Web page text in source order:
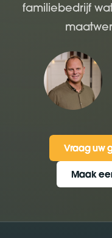
familiebedrijf
Vraag uw
Vraag uw
Maak
Maak